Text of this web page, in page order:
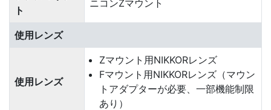
ト
ニコンZマウント
使用レンズ
使用レンズ
Zマウント用NIKKORレンズ
Fマウント用NIKKORレンズ（マウン
トアダプターが必要、一部機能制限
あり）